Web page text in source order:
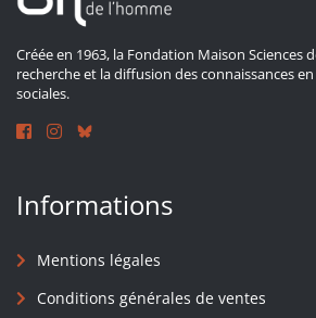
Créée en 1963, la Fondation Maison Sciences
recherche et la diffusion des connaissances
sociales.
Informations
Mentions légales
Conditions générales de ventes